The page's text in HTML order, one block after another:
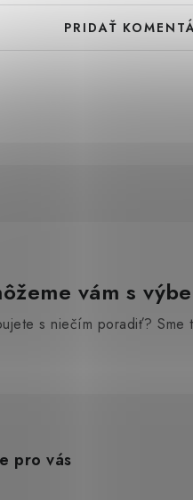
PRIDAŤ
vám s
s niečím poradiť? Sme
pro vás